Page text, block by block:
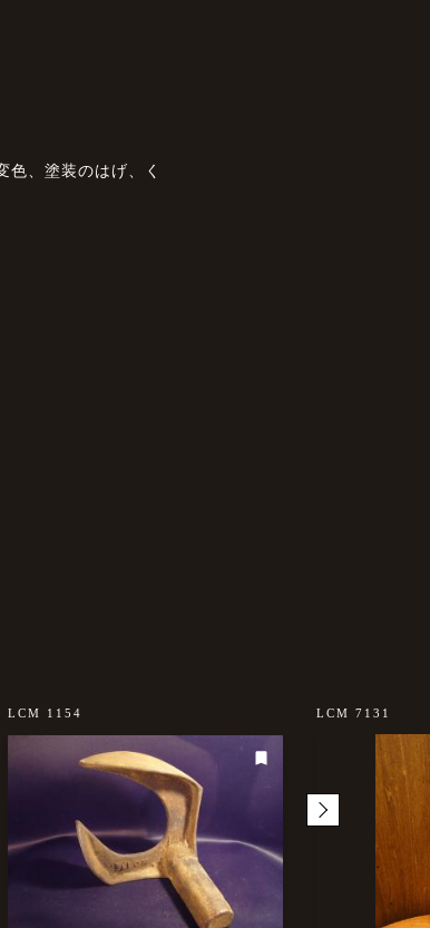
、塗装のはげ、く
LCM 1154 LCM 7131